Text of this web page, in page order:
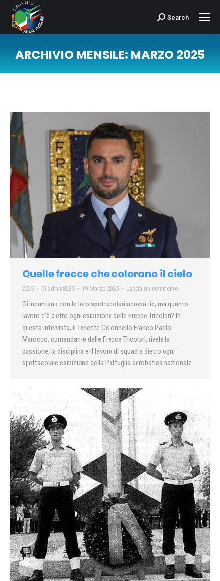
Cerca:Search
ARCHIVIO MENSILE:MARZO 2025
Quelle frecce che colorano il cielo
2025 Di admin8235 19 Marzo 2025 Lascia un commento
Ci incantano con le loro spettacolari acrobazie, ma quanto
lavoro c’è dietro ogni esibizione delle Frecce Tricolori? In
questa intervista, il Tenente Colonnello Franco Paolo
Marocco, comandante delle Frecce Tricolori, rivela la
passione, la disciplina e il lavoro di squadra dietro ogni
spettacolare esibizione della Pattuglia acrobatica nazionale